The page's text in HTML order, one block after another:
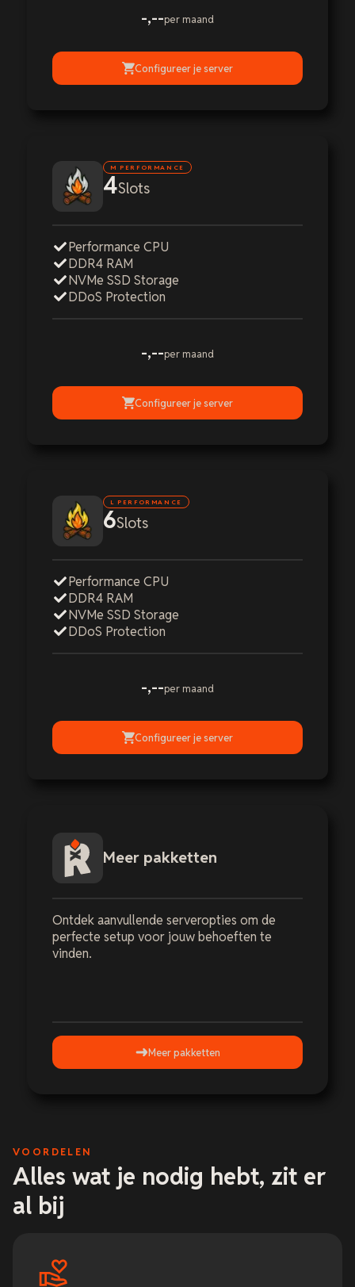
-,--per maand
Configureer je server
M PERFORMANCE
4Slots
Performance CPU
DDR4 RAM
NVMe SSD Storage
DDoS Protection
-,--per maand
Configureer je server
L PERFORMANCE
6Slots
Performance CPU
DDR4 RAM
NVMe SSD Storage
DDoS Protection
-,--per maand
Configureer je server
Meer pakketten
Ontdek aanvullende serveropties om de
perfecte setup voor jouw behoeften te
vinden.
Meer pakketten
VOORDELEN
Alles wat je nodig hebt, zit er
al bij